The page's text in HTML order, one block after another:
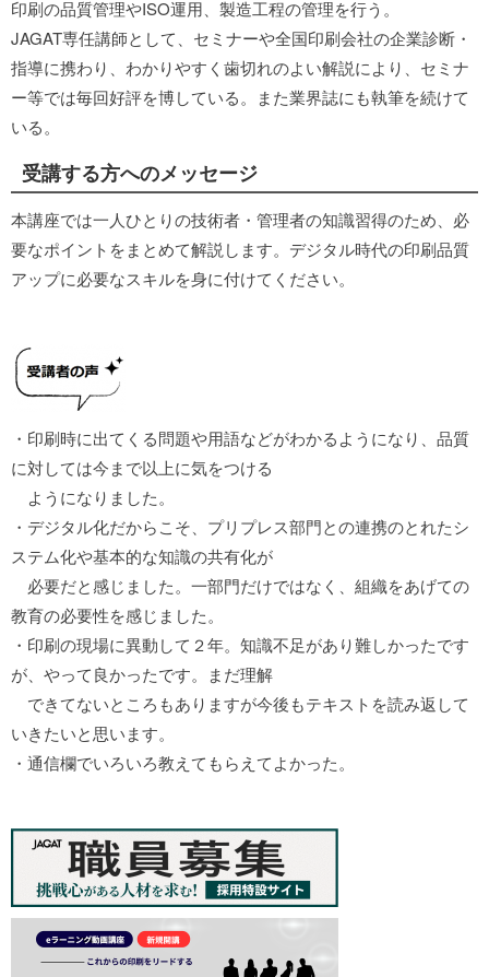
印刷の品質管理やISO運用、製造工程の管理を行う。
JAGAT専任講師として、セミナーや全国印刷会社の企業診断・
指導に携わり、わかりやすく歯切れのよい解説により、セミナ
ー等では毎回好評を博している。また業界誌にも執筆を続けて
いる。
受講する方へのメッセージ
本講座では一人ひとりの技術者・管理者の知識習得のため、必
要なポイントをまとめて解説します。デジタル時代の印刷品質
アップに必要なスキルを身に付けてください。
・印刷時に出てくる問題や用語などがわかるようになり、品質
に対しては今まで以上に気をつける
ようになりました。
・デジタル化だからこそ、プリプレス部門との連携のとれたシ
ステム化や基本的な知識の共有化が
必要だと感じました。一部門だけではなく、組織をあげての
教育の必要性を感じました。
・印刷の現場に異動して２年。知識不足があり難しかったです
が、やって良かったです。まだ理解
できてないところもありますが今後もテキストを読み返して
いきたいと思います。
・通信欄でいろいろ教えてもらえてよかった。